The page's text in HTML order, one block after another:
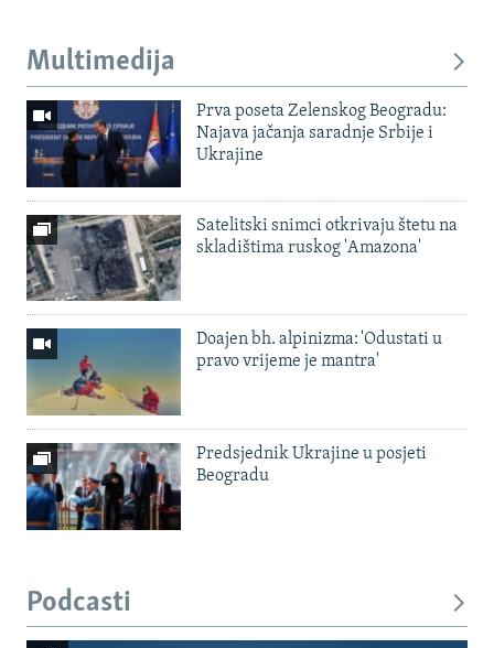
Multimedija
Prva poseta Zelenskog Beogradu:
Najava jačanja saradnje Srbije i
Ukrajine
Satelitski snimci otkrivaju štetu na
skladištima ruskog 'Amazona'
Doajen bh. alpinizma: 'Odustati u
pravo vrijeme je mantra'
Predsjednik Ukrajine u posjeti
Beogradu
Podcasti